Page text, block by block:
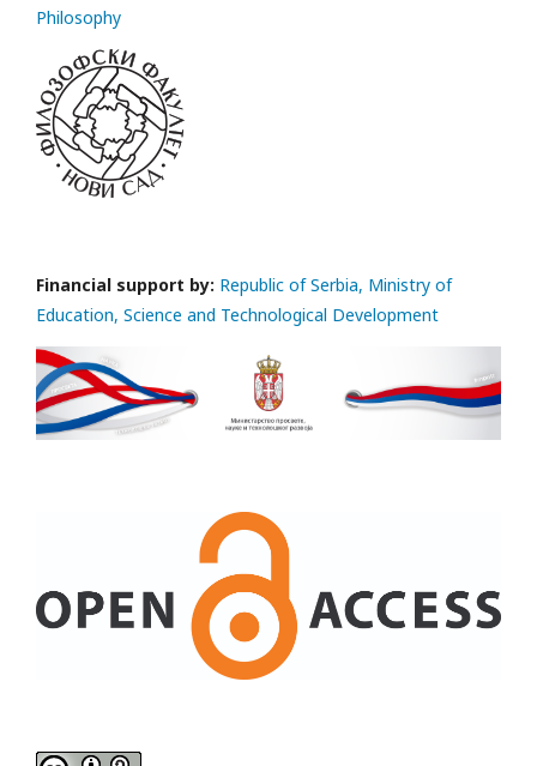
Philosophy
Financial support by: Republic of Serbia, Ministry of
Education, Science and Technological Development